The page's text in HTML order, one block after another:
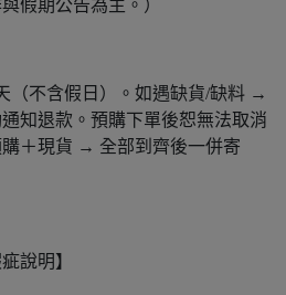
假期公告為主。）
（不含假日）。如遇缺貨/缺料 →
知退款。預購下單後恕無法取消
＋現貨 → 全部到齊後一併寄
說明】